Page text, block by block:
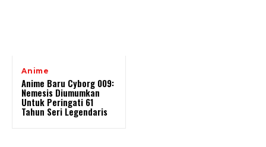
Anime
Anime Baru Cyborg 009:
Nemesis Diumumkan
Untuk Peringati 61
Tahun Seri Legendaris